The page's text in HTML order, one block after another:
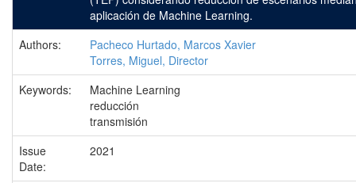
aplicación de Machine Learning.
Authors:
Pacheco Hurtado, Marcos Xavier
Torres, Miguel, Director
Keywords:
Machine Learning
reducción
transmisión
Issue
Date:
2021